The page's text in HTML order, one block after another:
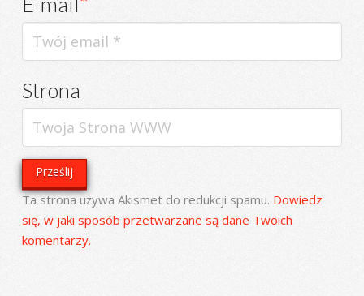
Strona
Ta strona używa Akismet do redukcji spamu. Dowiedz
się, w jaki sposób przetwarzane są dane Twoich
komentarzy.